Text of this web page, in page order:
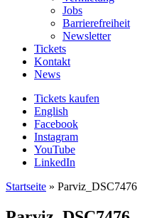
Jobs
Barrierefreiheit
Newsletter
Tickets
Kontakt
News
Tickets kaufen
English
Facebook
Instagram
YouTube
LinkedIn
Startseite » Parviz_DSC7476